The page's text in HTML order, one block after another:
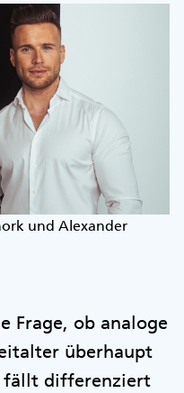
und Alexander
Frage, ob analoge
überhaupt
fällt differenziert